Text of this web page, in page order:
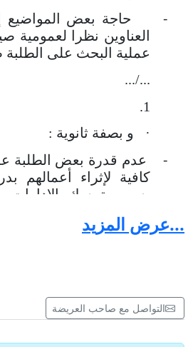
-
حاجة بعض
العناوين نظرا لعمومية
عملية البحث على الطلبة
.../...
1.
·
و بصفة ثانوية :
-
عدم قدرة بعض الطلبة
كافية لإثراء أعمالهم
بسبب تمسك
أعجز بعض الطلبة على
الدراسات.
إن المشاكل المذكورة
المشاكل التي اتفق غالبية
...عرض المزيد
التواصل مع صاحب العريضة